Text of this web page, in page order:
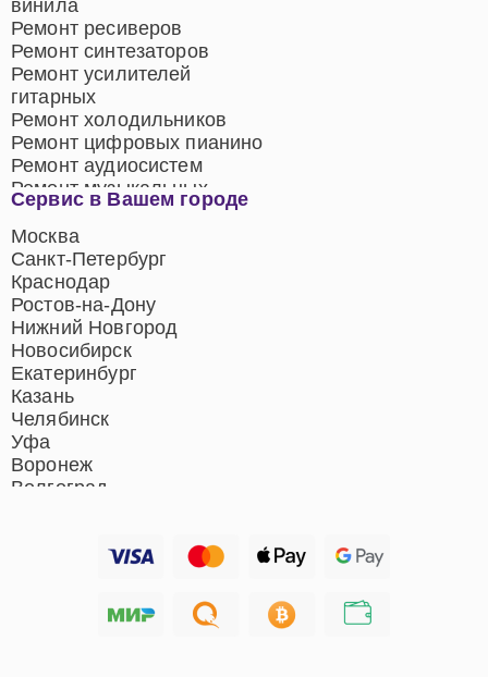
Сервис в Вашем городе
Москва
Санкт-Петербург
Краснодар
Ростов-на-Дону
Нижний Новгород
Новосибирск
Екатеринбург
Казань
Челябинск
Уфа
Воронеж
Волгоград
Хабаровск
винила
Ремонт ресиверов
Ремонт синтезаторов
Ремонт усилителей
гитарных
Ремонт холодильников
Ремонт цифровых пианино
Ремонт аудиосистем
Ремонт музыкальных
центров
Ремонт домашних
кинотеатров
Ремонт микрофонов
Ремонт акустических
систем